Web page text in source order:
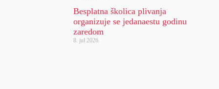
Besplatna školica plivanja
organizuje se jedanaestu godinu
zaredom
8. jul 2026.